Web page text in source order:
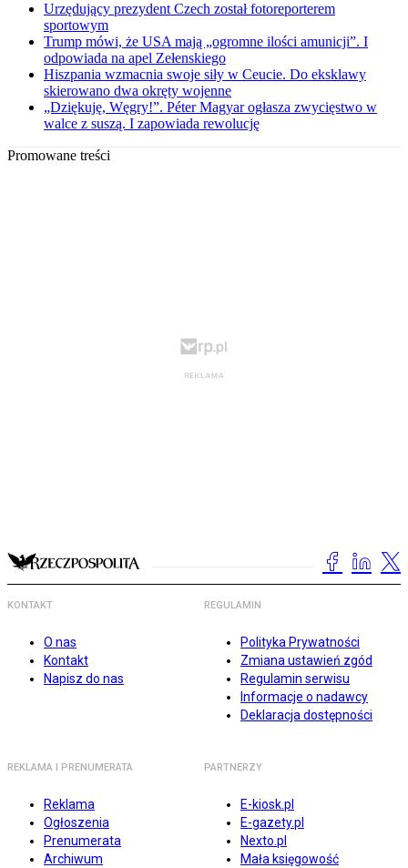
Urzędujący prezydent Czech został fotoreporterem
sportowym
Trump mówi, że USA mają „ogromne ilości amunicji”. I
odpowiada na apel Zełenskiego
Hiszpania wzmacnia swoje siły w Ceucie. Do eksklawy
skierowano dwa okręty wojenne
„Dziękuję, Węgry!”. Péter Magyar ogłasza zwycięstwo w
walce z suszą. I zapowiada rewolucję
Promowane treści
KONTAKT
O nas
Kontakt
Napisz do nas
REGULAMIN
Polityka Prywatności
Zmiana ustawień zgód
Regulamin serwisu
Informacje o nadawcy
Deklaracja dostępności
REKLAMA I PRENUMERATA
Reklama
Ogłoszenia
Prenumerata
Archiwum
PARTNERZY
E-kiosk.pl
E-gazety.pl
Nexto.pl
Mała księgowość